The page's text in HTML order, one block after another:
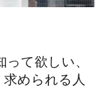
て欲しい、
求められる人